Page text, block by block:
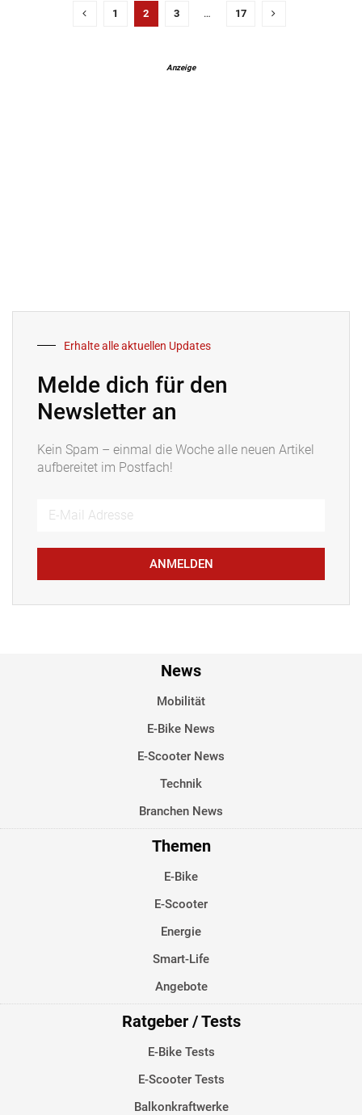
1 2 3 … 17
Anzeige
Erhalte alle aktuellen Updates
Melde dich für den
Newsletter an
Kein Spam – einmal die Woche alle neuen Artikel
aufbereitet im Postfach!
ANMELDEN
News
Mobilität
E-Bike News
E-Scooter News
Technik
Branchen News
Themen
E-Bike
E-Scooter
Energie
Smart-Life
Angebote
Ratgeber / Tests
E-Bike Tests
E-Scooter Tests
Balkonkraftwerke